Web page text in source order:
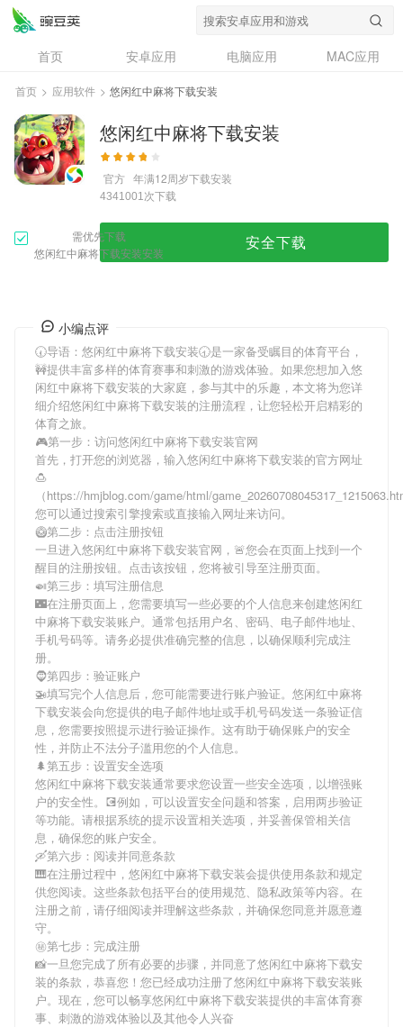
首页 安卓应用 电脑应用
MAC应用
资讯
专题
问答
首页 > 应用软件 > 悠闲红中麻将下载安装
悠闲红中麻将下载安装
官方 年满12周岁下载安装
4341001次下载
需优先下载
悠闲红中麻将下载安装安装
安全下载
小编点评
🕢导语： 悠闲红中麻将下载安装🕣是一家备受瞩目的体育平台，
🚧提供丰富多样的体育赛事和刺激的游戏体验。如果您想加入悠
闲红中麻将下载安装的大家庭，参与其中的乐趣，本文将为您详
细介绍悠闲红中麻将下载安装的注册流程，让您轻松开启精彩的
体育之旅。
🎮第一步：访问悠闲红中麻将下载安装官网
首先，打开您的浏览器，输入悠闲红中麻将下载安装的官方网址
🍮
（https://hmjblog.com/game/html/
您可以通过搜索引擎搜索或直接输入网址来访问。
🥝第二步：点击注册按钮
一旦进入悠闲红中麻将下载安装官网，🚨您会在页面上找到一个
醒目的注册按钮。点击该按钮，您将被引导至注册页面。
🍛第三步：填写注册信息
🌃在注册页面上，您需要填写一些必要的个人信息来创建悠闲红
中麻将下载安装账户。通常包括用户名、密码、电子邮件地址、
手机号码等。请务必提供准确完整的信息，以确保顺利完成注
册。
🧔第四步：验证账户
🚁填写完个人信息后，您可能需要进行账户验证。 悠闲红中麻将
下载安装会向您提供的电子邮件地址或手机号码发送一条验证信
息，您需要按照提示进行验证操作。这有助于确保账户的安全
性，并防止不法分子滥用您的个人信息。
🌲第五步：设置安全选项
悠闲红中麻将下载安装通常要求您设置一些安全选项，以增强账
户的安全性。💽例如，可以设置安全问题和答案，启用两步验证
等功能。请根据系统的提示设置相关选项，并妥善保管相关信
息，确保您的账户安全。
🛶第六步：阅读并同意条款
🎹在注册过程中， 悠闲红中麻将下载安装会提供使用条款和规定
供您阅读。这些条款包括平台的使用规范、隐私政策等内容。在
注册之前，请仔细阅读并理解这些条款，并确保您同意并愿意遵
守。
㊙第七步：完成注册
📸一旦您完成了所有必要的步骤，并同意了悠闲红中麻将下载安
装的条款，恭喜您！您已经成功注册了悠闲红中麻将下载安装账
户。现在，您可以畅享悠闲红中麻将下载安装提供的丰富体育赛
事、刺激的游戏体验以及其他令人兴奋